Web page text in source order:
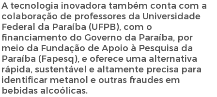
A tecnologia inovadora também conta com a
colaboração de professores da Universidade
Federal da Paraíba (UFPB), com o
financiamento do Governo da Paraíba, por
meio da Fundação de Apoio à Pesquisa da
Paraíba (Fapesq), e oferece uma alternativa
rápida, sustentável e altamente precisa para
identificar metanol e outras fraudes em
bebidas alcoólicas.